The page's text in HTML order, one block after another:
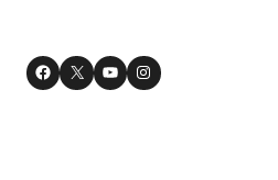
Facebook X YouTube Instagram